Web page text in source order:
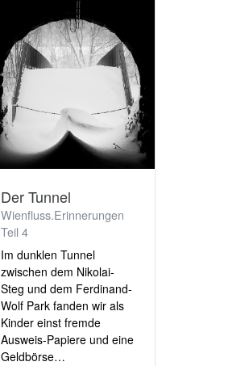
Der Tunnel
Wienfluss.Erinnerungen
Teil 4
Im dunklen Tunnel
zwischen dem Nikolai-
Steg und dem Ferdinand-
Wolf Park fanden wir als
Kinder einst fremde
Ausweis-Papiere und eine
Geldbörse…